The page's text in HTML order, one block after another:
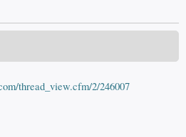
thread_view.cfm/2/246007